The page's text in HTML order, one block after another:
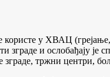
користе у ХВАЦ
зграде и ослобађају је
тржни центри,